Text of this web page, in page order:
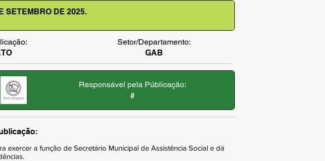
SETEMBRO DE 2025.
Setor/Departamento:
GAB
Responsável pela Públicação:
#
a função de Secretário Municipal de Assistência Social e dá